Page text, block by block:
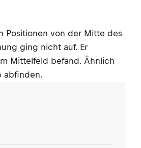
Positionen von der Mitte des
ging nicht auf. Er
Mittelfeld befand. Ähnlich
abfinden.